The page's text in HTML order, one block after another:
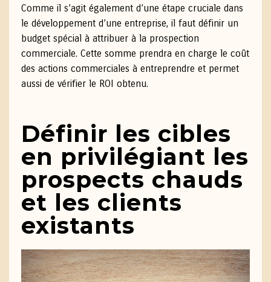
Comme il s’agit également d’une étape cruciale dans
le développement d’une entreprise, il faut définir un
budget spécial à attribuer à la prospection
commerciale. Cette somme prendra en charge le coût
des actions commerciales à entreprendre et permet
aussi de vérifier le ROI obtenu.
Définir les cibles
en privilégiant les
prospects chauds
et les clients
existants